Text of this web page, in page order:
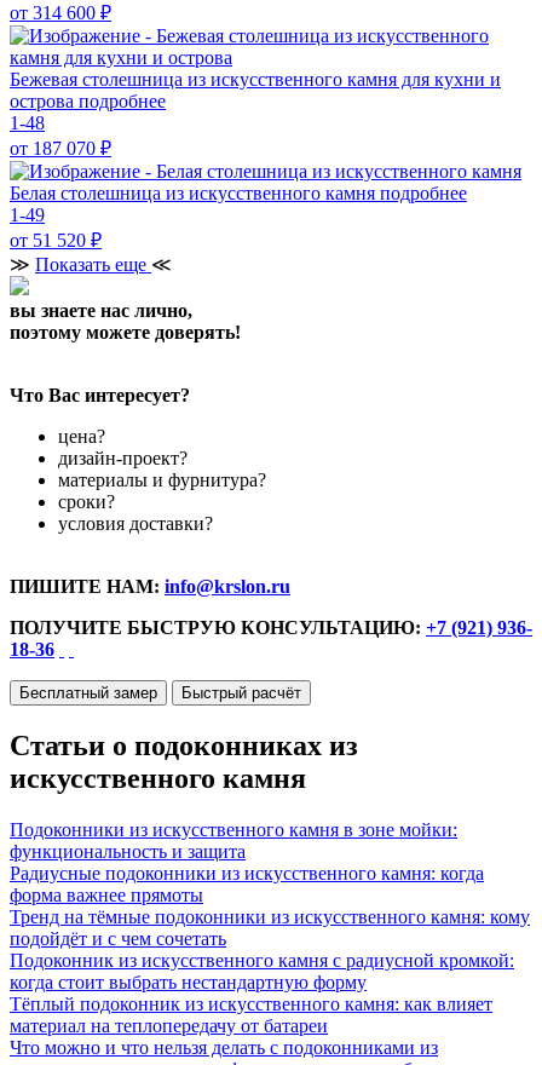
от 314 600 ₽
Бежевая столешница из искусственного камня для кухни и
острова подробнее
1-48
от 187 070 ₽
Белая столешница из искусственного камня подробнее
1-49
от 51 520 ₽
≫ Показать еще ≪
вы знаете нас лично,
поэтому можете доверять!
Что Вас интересует?
цена?
дизайн-проект?
материалы и фурнитура?
сроки?
условия доставки?
ПИШИТЕ НАМ: info@krslon.ru
ПОЛУЧИТЕ БЫСТРУЮ КОНСУЛЬТАЦИЮ: +7 (921) 936-
18-36
Бесплатный замер Быстрый расчёт
Статьи о подоконниках из
искусственного камня
Подоконники из искусственного камня в зоне мойки:
функциональность и защита
Радиусные подоконники из искусственного камня: когда
форма важнее прямоты
Тренд на тёмные подоконники из искусственного камня: кому
подойдёт и с чем сочетать
Подоконник из искусственного камня с радиусной кромкой:
когда стоит выбрать нестандартную форму
Тёплый подоконник из искусственного камня: как влияет
материал на теплопередачу от батареи
Что можно и что нельзя делать с подоконниками из